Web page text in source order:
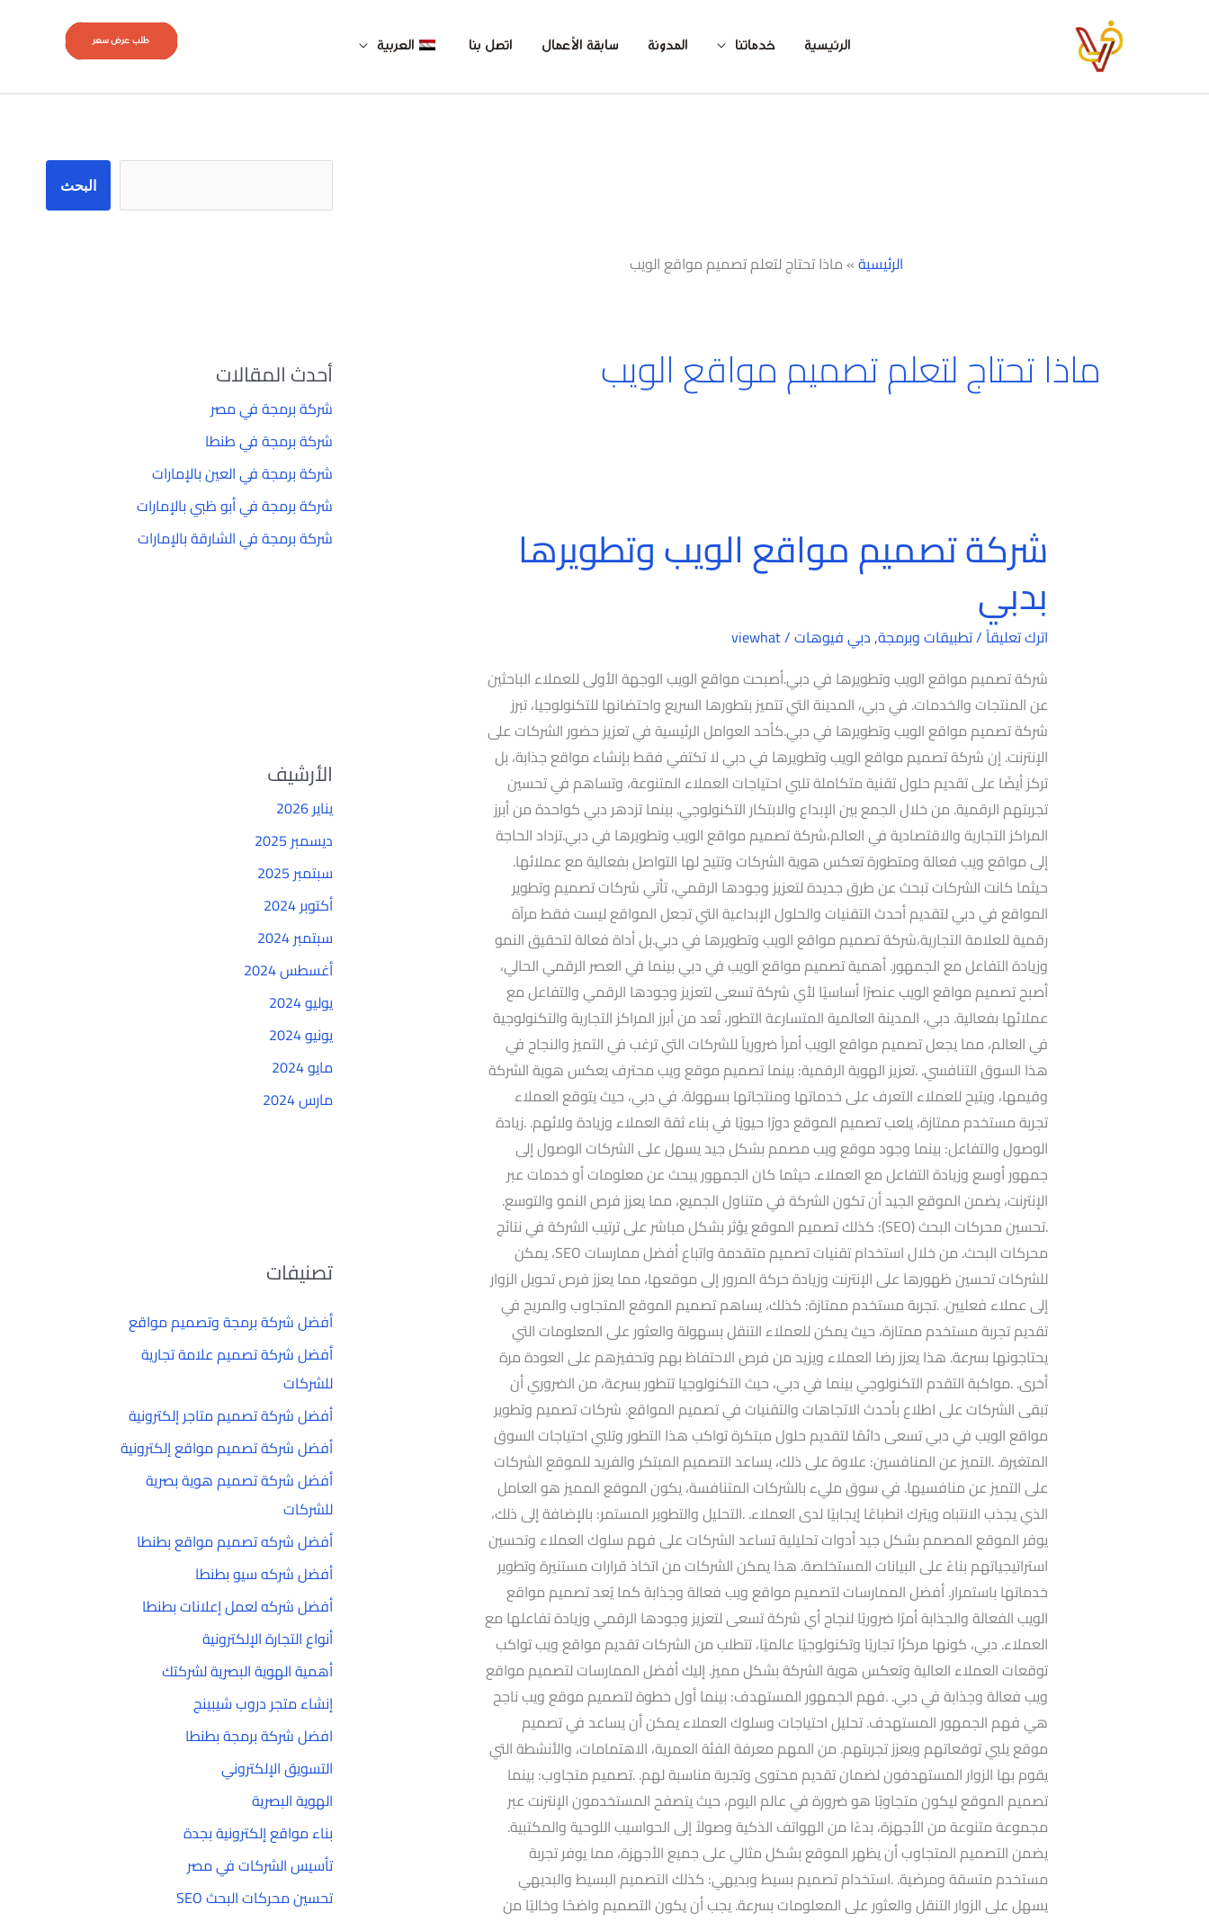
الرئيسية خدماتنا المدونة سابقة الأعمال اتصل بنا العربية طلب عرض سعر
الرئيسية» ماذا تحتاج لتعلم تصميم مواقع الويب
ماذا تحتاج لتعلم تصميم مواقع الويب
شركة تصميم مواقع الويب وتطويرها
بدبي
اترك تعليقاً/تطبيقات وبرمجة,دبي فيوهات/
viewhat
شركة تصميم مواقع الويب وتطويرها في دبي.أصبحت مواقع الويب الوجهة الأولى للعملاء الباحثين
عن المنتجات والخدمات. في دبي، المدينة التي تتميز بتطورها السريع واحتضانها للتكنولوجيا، تبرز
شركة تصميم مواقع الويب وتطويرها في دبي.كأحد العوامل الرئيسية في تعزيز حضور الشركات على
الإنترنت. إن شركة تصميم مواقع الويب وتطويرها في دبي لا تكتفي فقط بإنشاء مواقع جذابة، بل
تركز أيضًا على تقديم حلول تقنية متكاملة تلبي احتياجات العملاء المتنوعة، وتساهم في تحسين
تجربتهم الرقمية. من خلال الجمع بين الإبداع والابتكار التكنولوجي. بينما تزدهر دبي كواحدة من أبرز
المراكز التجارية والاقتصادية في العالم،شركة تصميم مواقع الويب وتطويرها في دبي.تزداد الحاجة
إلى مواقع ويب فعالة ومتطورة تعكس هوية الشركات وتتيح لها التواصل بفعالية مع عملائها.
حيثما كانت الشركات تبحث عن طرق جديدة لتعزيز وجودها الرقمي، تأتي شركات تصميم وتطوير
المواقع في دبي لتقديم أحدث التقنيات والحلول الإبداعية التي تجعل المواقع ليست فقط مرآة
رقمية للعلامة التجارية،شركة تصميم مواقع الويب وتطويرها في دبي.بل أداة فعالة لتحقيق النمو
وزيادة التفاعل مع الجمهور. أهمية تصميم مواقع الويب في دبي بينما في العصر الرقمي الحالي،
أصبح تصميم مواقع الويب عنصرًا أساسيًا لأي شركة تسعى لتعزيز وجودها الرقمي والتفاعل مع
عملائها بفعالية. دبي، المدينة العالمية المتسارعة التطور، تُعد من أبرز المراكز التجارية والتكنولوجية
في العالم، مما يجعل تصميم مواقع الويب أمراً ضرورياً للشركات التي ترغب في التميز والنجاح في
هذا السوق التنافسي. .تعزيز الهوية الرقمية: بينما تصميم موقع ويب محترف يعكس هوية الشركة
وقيمها، ويتيح للعملاء التعرف على خدماتها ومنتجاتها بسهولة. في دبي، حيث يتوقع العملاء
تجربة مستخدم ممتازة، يلعب تصميم الموقع دورًا حيويًا في بناء ثقة العملاء وزيادة ولائهم. .زيادة
الوصول والتفاعل: بينما وجود موقع ويب مصمم بشكل جيد يسهل على الشركات الوصول إلى
جمهور أوسع وزيادة التفاعل مع العملاء. حيثما كان الجمهور يبحث عن معلومات أو خدمات عبر
الإنترنت، يضمن الموقع الجيد أن تكون الشركة في متناول الجميع، مما يعزز فرص النمو والتوسع.
.تحسين محركات البحث (SEO): كذلك تصميم الموقع يؤثر بشكل مباشر على ترتيب الشركة في نتائج
محركات البحث. من خلال استخدام تقنيات تصميم متقدمة واتباع أفضل ممارسات SEO، يمكن
للشركات تحسين ظهورها على الإنترنت وزيادة حركة المرور إلى موقعها، مما يعزز فرص تحويل الزوار
إلى عملاء فعليين. .تجربة مستخدم ممتازة: كذلك، يساهم تصميم الموقع المتجاوب والمريح في
تقديم تجربة مستخدم ممتازة، حيث يمكن للعملاء التنقل بسهولة والعثور على المعلومات التي
يحتاجونها بسرعة. هذا يعزز رضا العملاء ويزيد من فرص الاحتفاظ بهم وتحفيزهم على العودة مرة
أخرى. .مواكبة التقدم التكنولوجي بينما في دبي، حيث التكنولوجيا تتطور بسرعة، من الضروري أن
تبقى الشركات على اطلاع بأحدث الاتجاهات والتقنيات في تصميم المواقع. شركات تصميم وتطوير
مواقع الويب في دبي تسعى دائمًا لتقديم حلول مبتكرة تواكب هذا التطور وتلبي احتياجات السوق
المتغيرة. .التميز عن المنافسين: علاوة على ذلك، يساعد التصميم المبتكر والفريد للموقع الشركات
على التميز عن منافسيها. في سوق مليء بالشركات المتنافسة، يكون الموقع المميز هو العامل
الذي يجذب الانتباه ويترك انطباعًا إيجابيًا لدى العملاء. .التحليل والتطوير المستمر: بالإضافة إلى ذلك،
يوفر الموقع المصمم بشكل جيد أدوات تحليلية تساعد الشركات على فهم سلوك العملاء وتحسين
استراتيجياتهم بناءً على البيانات المستخلصة. هذا يمكن الشركات من اتخاذ قرارات مستنيرة وتطوير
خدماتها باستمرار. أفضل الممارسات لتصميم مواقع ويب فعالة وجذابة كما يُعد تصميم مواقع
الويب الفعالة والجذابة أمرًا ضروريًا لنجاح أي شركة تسعى لتعزيز وجودها الرقمي وزيادة تفاعلها مع
العملاء. دبي، كونها مركزًا تجاريًا وتكنولوجيًا عالميًا، تتطلب من الشركات تقديم مواقع ويب تواكب
توقعات العملاء العالية وتعكس هوية الشركة بشكل مميز. إليك أفضل الممارسات لتصميم مواقع
ويب فعالة وجذابة في دبي. .فهم الجمهور المستهدف: بينما أول خطوة لتصميم موقع ويب ناجح
هي فهم الجمهور المستهدف. تحليل احتياجات وسلوك العملاء يمكن أن يساعد في تصميم
موقع يلبي توقعاتهم ويعزز تجربتهم. من المهم معرفة الفئة العمرية، الاهتمامات، والأنشطة التي
يقوم بها الزوار المستهدفون لضمان تقديم محتوى وتجربة مناسبة لهم. .تصميم متجاوب: بينما
تصميم الموقع ليكون متجاوبًا هو ضرورة في عالم اليوم، حيث يتصفح المستخدمون الإنترنت عبر
مجموعة متنوعة من الأجهزة، بدءًا من الهواتف الذكية وصولاً إلى الحواسيب اللوحية والمكتبية.
يضمن التصميم المتجاوب أن يظهر الموقع بشكل مثالي على جميع الأجهزة، مما يوفر تجربة
مستخدم متسقة ومرضية. .استخدام تصميم بسيط وبديهي: كذلك التصميم البسيط والبديهي
يسهل على الزوار التنقل والعثور على المعلومات بسرعة. يجب أن يكون التصميم واضحًا وخاليًا من
شركة
تصميم
مواقع
الويب
وتطويرها
بدبي
البحث
أحدث المقالات
شركة برمجة في مصر
شركة برمجة في طنطا
شركة برمجة في العين بالإمارات
شركة برمجة في أبو ظبي بالإمارات
شركة برمجة في الشارقة بالإمارات
الأرشيف
يناير 2026
ديسمبر 2025
سبتمبر 2025
أكتوبر 2024
سبتمبر 2024
أغسطس 2024
يوليو 2024
يونيو 2024
مايو 2024
مارس 2024
تصنيفات
أفضل شركة برمجة وتصميم مواقع
أفضل شركة تصميم علامة تجارية
للشركات
أفضل شركة تصميم متاجر إلكترونية
أفضل شركة تصميم مواقع إلكترونية
أفضل شركة تصميم هوية بصرية
للشركات
أفضل شركه تصميم مواقع بطنطا
أفضل شركه سيو بطنطا
أفضل شركه لعمل إعلانات بطنطا
أنواع التجارة الإلكترونية
أهمية الهوية البصرية لشركتك
إنشاء متجر دروب شيبينج
افضل شركة برمجة بطنطا
التسويق الإلكتروني
الهوية البصرية
بناء مواقع إلكترونية بجدة
تأسيس الشركات في مصر
تحسين محركات البحث SEO